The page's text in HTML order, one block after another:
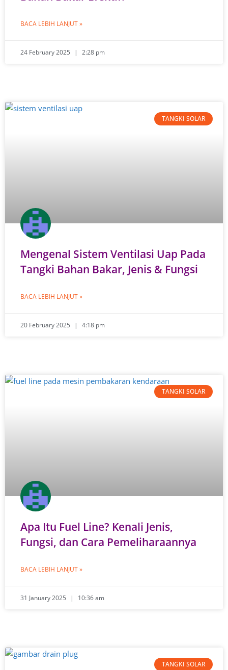
BACA LEBIH LANJUT »
24 February 2025 2:28 pm
TANGKI SOLAR
Mengenal Sistem Ventilasi Uap Pada
Tangki Bahan Bakar, Jenis & Fungsi
BACA LEBIH LANJUT »
20 February 2025 4:18 pm
TANGKI SOLAR
Apa Itu Fuel Line? Kenali Jenis,
Fungsi, dan Cara Pemeliharaannya
BACA LEBIH LANJUT »
31 January 2025 10:36 am
TANGKI SOLAR